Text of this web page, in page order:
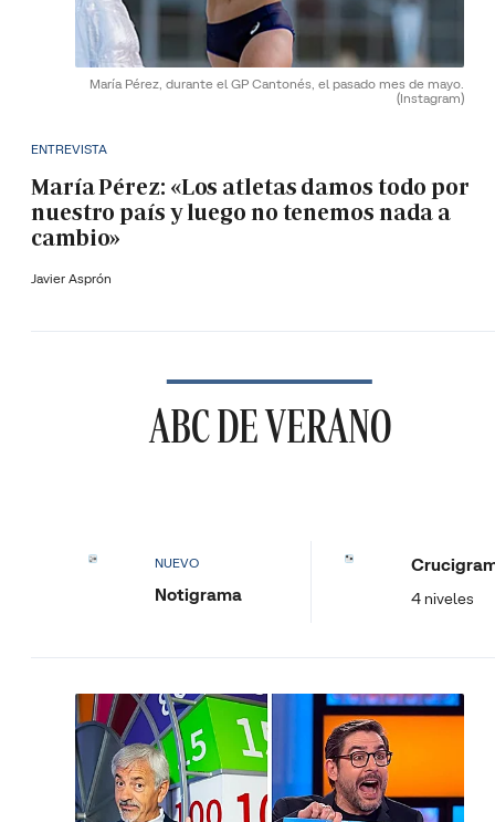
María Pérez, durante el GP Cantonés, el pasado mes de mayo.
(Instagram)
ENTREVISTA
María Pérez: «Los atletas damos todo por
nuestro país y luego no tenemos nada a
cambio»
Javier Asprón
ABC DE VERANO
NUEVO
Notigrama 4 niveles